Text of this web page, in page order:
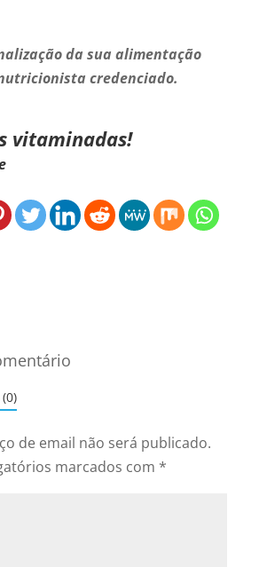
da sua alimentação
credenciado.
vitaminadas!
de email não será publicado.
marcados com *